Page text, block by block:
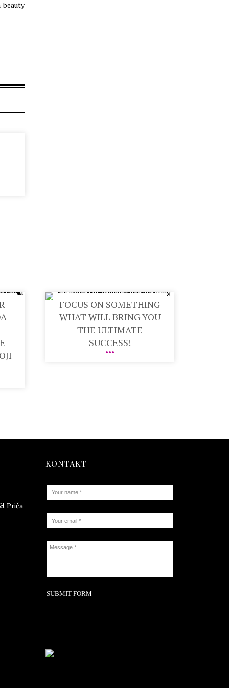
beauty
FOCUS ON SOMETHING
WHAT WILL BRING YOU
THE ULTIMATE
SUCCESS!
Priča
KONTAKT